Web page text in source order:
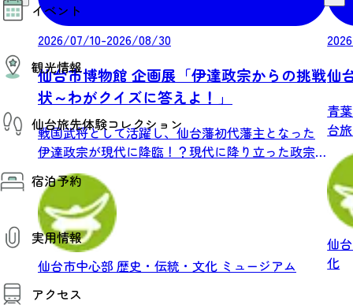
AIおまかせコース
オリジナルプラン
みんなの旅行記
イベント
イベント情報
その他イベント情報（音楽・展示会）
スポーツ情報
コンベンション情報
観光情報
観光スポット
温泉
美味いもの
季節のイベント
プロスポーツチーム・プロオーケストラ
仙台の銘品
仙台夜時間
宿泊施設
仙台観光マップ
仙台旅先体験コレクション
仙台旅先体験コレクション
体験プログラム検索（予約）
体験事業者からのお知らせ
体験トピックス
体験事業者
宿泊予約
宿泊予約
実用情報
観光案内
お役立ち情報
アクセス
2026/07/10-2026/08/30
仙台市博物館 企画展「伊達政宗からの挑戦
状～わがクイズに答えよ！」
戦国武将として活躍し、仙台藩初代藩主となった
伊達政宗が現代に降臨！？現代に降り立った政宗
が、博...
仙台市中心部 歴史・伝統・文化 ミュージアム
仙
青
台
仙
化